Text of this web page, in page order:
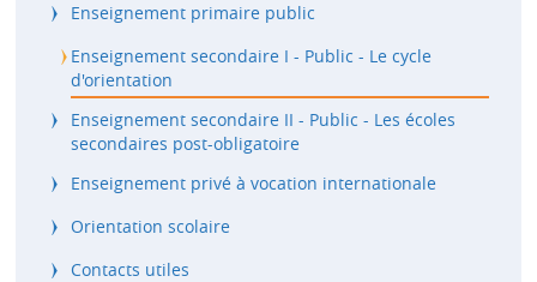
Enseignement primaire public
Enseignement secondaire I - Public - Le cycle
d'orientation
Enseignement secondaire II - Public - Les écoles
secondaires post-obligatoire
Enseignement privé à vocation internationale
Orientation scolaire
Contacts utiles